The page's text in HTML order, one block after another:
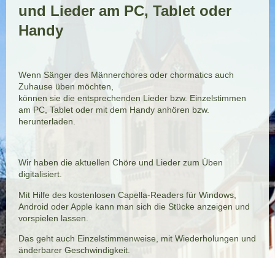
und Lieder am PC, Tablet oder
Handy
Wenn Sänger des Männerchores oder chormatics auch
Zuhause üben möchten,
können sie die entsprechenden Lieder bzw. Einzelstimmen
am PC, Tablet oder mit dem Handy anhören bzw.
herunterladen.
Wir haben die aktuellen Chöre und Lieder zum Üben
digitalisiert.
Mit Hilfe des kostenlosen Capella-Readers für Windows,
Android oder Apple kann man sich die Stücke anzeigen und
vorspielen lassen.
Das geht auch Einzelstimmenweise, mit Wiederholungen und
änderbarer Geschwindigkeit.